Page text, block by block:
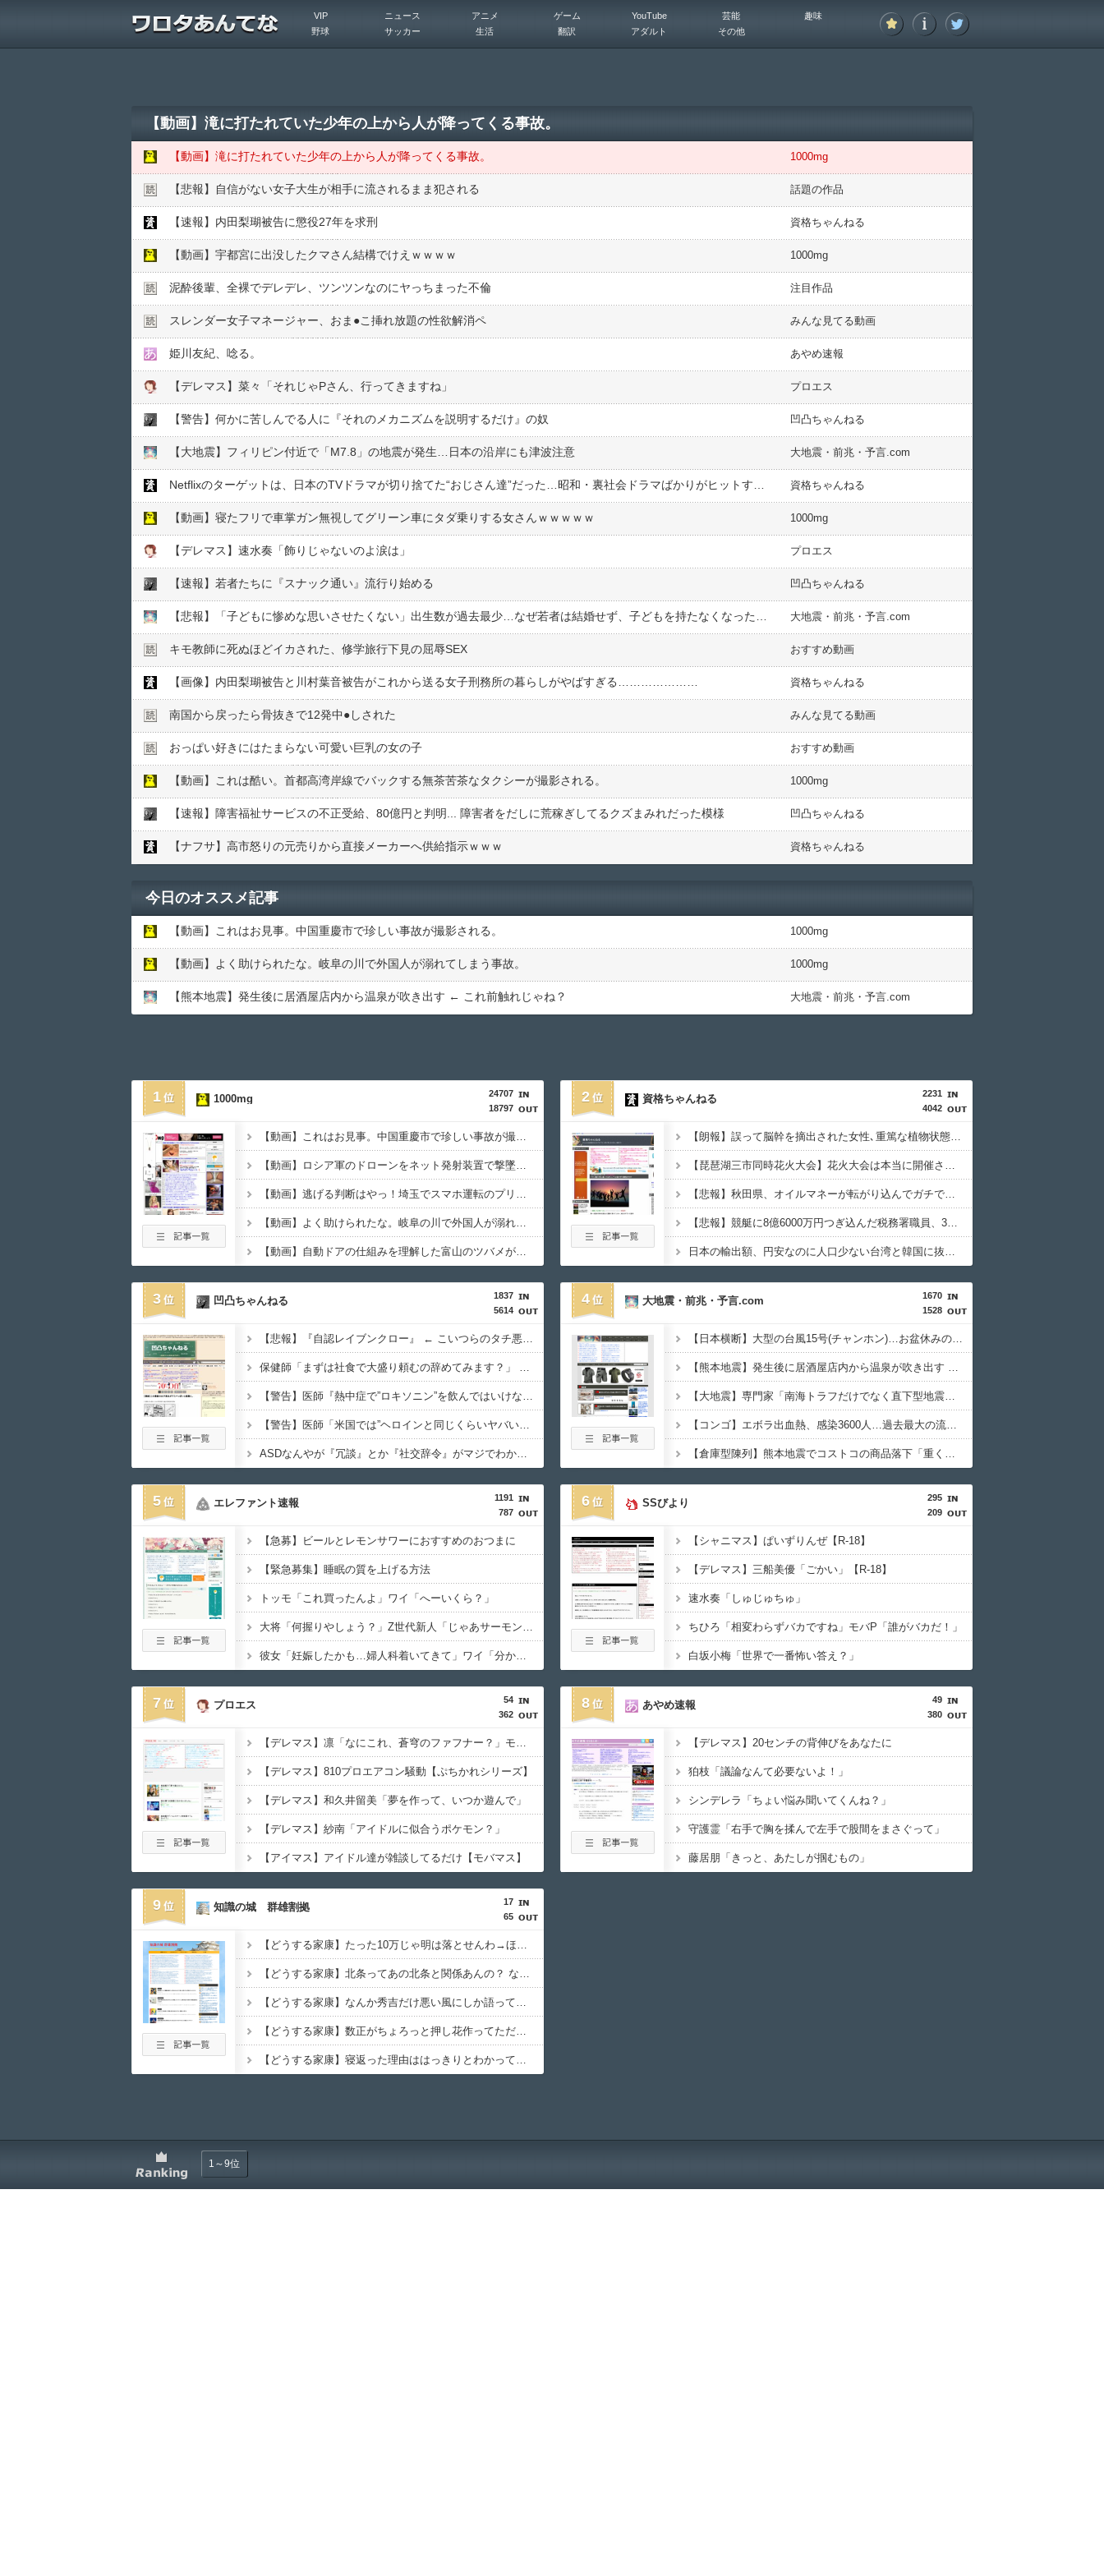
VIP ニュース アニメ ゲーム YouTube 芸能
趣味
野球
サッカー 生活 翻訳 アダルト その他
【動画】滝に打たれていた少年の上から人が降ってくる事故。
【動画】滝に打たれていた少年の上から人が降ってくる事故。 1000mg
【悲報】自信がない女子大生が相手に流されるまま犯される 話題の作品
【速報】内田梨瑚被告に懲役27年を求刑 資格ちゃんねる
【動画】宇都宮に出没したクマさん結構でけえｗｗｗｗ 1000mg
泥酔後輩、全裸でデレデレ、ツンツンなのにヤっちまった不倫 注目作品
スレンダー女子マネージャー、おま●︎こ挿れ放題の性欲解消ペ みんな見てる動画
姫川友紀、唸る。 あやめ速報
【デレマス】菜々「それじゃPさん、行ってきますね」 プロエス
【警告】何かに苦しんでる人に『それのメカニズムを説明するだけ』の奴 凹凸ちゃんねる
【大地震】フィリピン付近で「M7.8」の地震が発生…日本の沿岸にも津波注意 大地震・前兆・予言.com
資格ちゃんねる
【動画】寝たフリで車掌ガン無視してグリーン車にタダ乗りする女さんｗｗｗｗｗ 1000mg
【デレマス】速水奏「飾りじゃないのよ涙は」 プロエス
【速報】若者たちに『スナック通い』流行り始める 凹凸ちゃんねる
大地震・前兆・予言.com
キモ教師に死ぬほどイカされた、修学旅行下見の屈辱SEX おすすめ動画
【画像】内田梨瑚被告と川村葉音被告がこれから送る女子刑務所の暮らしがやばすぎる………………… 資格ちゃんねる
南国から戻ったら骨抜きで12発中●︎しされた みんな見てる動画
おっぱい好きにはたまらない可愛い巨乳の女の子 おすすめ動画
【動画】これは酷い。首都高湾岸線でバックする無茶苦茶なタクシーが撮影される。 1000mg
【速報】障害福祉サービスの不正受給、80億円と判明... 障害者をだしに荒稼ぎしてるクズまみれだった模様 凹凸ちゃんねる
【ナフサ】高市怒りの元売りから直接メーカーへ供給指示ｗｗｗ 資格ちゃんねる
今日のオススメ記事
【動画】これはお見事。中国重慶市で珍しい事故が撮影される。 1000mg
【動画】よく助けられたな。岐阜の川で外国人が溺れてしまう事故。 1000mg
【熊本地震】発生後に居酒屋店内から温泉が吹き出す ← これ前触れじゃね？ 大地震・前兆・予言.com
1
24707
18797
1000mg
【動画】これはお見事。中国重慶市で珍しい事故が撮影される。
【動画】ロシア軍のドローンをネット発射装置で撃墜するウクライナ。
【動画】逃げる判断はやっ！埼玉でスマホ運転のプリウスに当て逃げされる車載。
【動画】よく助けられたな。岐阜の川で外国人が溺れてしまう事故。
【動画】自動ドアの仕組みを理解した富山のツバメが賢い。
2
2231
4042
資格ちゃんねる
【朗報】誤って脳幹を摘出された女性､重篤な植物状態だが､意識は正常で何かを思考していると判明
【琵琶湖三市同時花火大会】花火大会は本当に開催されるのか…ＨＰで観覧券販売も消防への申請なし、３自治体は「関与してない」と声明
【悲報】秋田県、オイルマネーが転がり込んでガチで東北最強へWWWWWWWWWWWWWWWWWWWWWWWWWWWWWWWWW
【悲報】競艇に8億6000万円つぎ込んだ税務署職員、3億3400万円しか回収できずに逝く
日本の輸出額、円安なのに人口少ない台湾と韓国に抜かれ日本沈没死亡
3
1837
5614
凹凸ちゃんねる
【悲報】『自認レイブンクロー』 ← こいつらのタチ悪い率は異常
保健師「まずは社食で大盛り頼むの辞めてみます？」 ワイ「…食っちゃいけないものを売ってるのか？」
【警告】医師『熱中症で”ロキソニン”を飲んではいけない理由がこれ』
【警告】医師「米国では”ヘロインと同じくらいヤバい薬”が日本では平気で処方されてる」
ASDなんやが『冗談』とか『社交辞令』がマジでわからなくて怖い
4
1670
1528
大地震・前兆・予言.com
【日本横断】大型の台風15号(チャンホン)…お盆休みの天気に影響するおそれ
【熊本地震】発生後に居酒屋店内から温泉が吹き出す ← これ前触れじゃね？
【大地震】専門家「南海トラフだけでなく直下型地震にも注意を」…中部各地に危険度「Sランク」断層帯
【コンゴ】エボラ出血熱、感染3600人…過去最大の流行に
【倉庫型陳列】熊本地震でコストコの商品落下「重く受け止めております」地震大国で「高積み陳列」が心配...IKEAにも聞いた
5
1191
787
エレファント速報
【急募】ビールとレモンサワーにおすすめのおつまに
【緊急募集】睡眠の質を上げる方法
トッモ「これ買ったんよ」ワイ「へーいくら？」
大将「何握りやしょう？」Z世代新人「じゃあサーモンで」社長「ぶほっw」部長「あー…」ワイ「ばっ、バカっ！すいません大将！」
彼女「妊娠したかも…婦人科着いてきて」ワイ「分かったよ（嘘やんしくじってないはずやぞ…）」
6
295
209
SSびより
【シャニマス】ぱいずりんぜ【R-18】
【デレマス】三船美優「ごかい」【R-18】
速水奏「しゅじゅちゅ」
ちひろ「相変わらずバカですね」モバP「誰がバカだ！」
白坂小梅「世界で一番怖い答え？」
7
54
362
プロエス
【デレマス】凛「なにこれ、蒼穹のファフナー？」モバP「資料だから見といてくれ」
【デレマス】810プロエアコン騒動【ぷちかれシリーズ】
【デレマス】和久井留美「夢を作って、いつか遊んで」
【デレマス】紗南「アイドルに似合うポケモン？」
【アイマス】アイドル達が雑談してるだけ【モバマス】
8
49
380
あやめ速報
【デレマス】20センチの背伸びをあなたに
狛枝「議論なんて必要ないよ！」
シンデレラ「ちょい悩み聞いてくんね？」
守護霊「右手で胸を揉んで左手で股間をまさぐって」
藤居朋「きっと、あたしが掴むもの」
9
17
65
知識の城 群雄割拠
【どうする家康】たった10万じゃ明は落とせんわ→ほんとに中国が取れるとおもったんだろうか
【どうする家康】北条ってあの北条と関係あんの？ なんで秀吉に従わないの？
【どうする家康】なんか秀吉だけ悪い風にしか語ってないよな 歴史人物に対する悪口みたいで見てて不快
【どうする家康】数正がちょろっと押し花作ってただけで許されてるのホンマ草
【どうする家康】寝返った理由ははっきりとわかってない→普通に愛想つかされた展開は逆に新しいよな
1～9位